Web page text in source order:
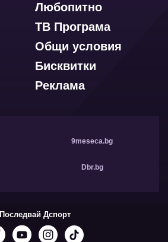
Любопитно
ТВ Програма
Общи условия
Бисквитки
Реклама
9meseca.bg
Dbr.bg
Последвай Дспорт